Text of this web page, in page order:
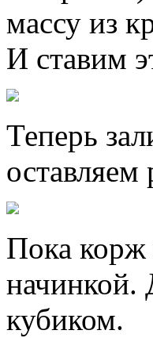
массу из
И ставим
Теперь
Пока корж
начинкой.
кубиком.